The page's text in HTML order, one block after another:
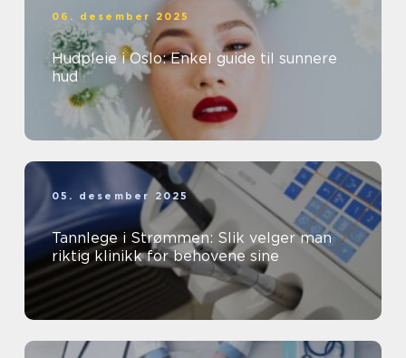
06. desember 2025
Hudpleie i Oslo: Enkel guide til sunnere
hud
05. desember 2025
Tannlege i Strømmen: Slik velger man
riktig klinikk for behovene sine